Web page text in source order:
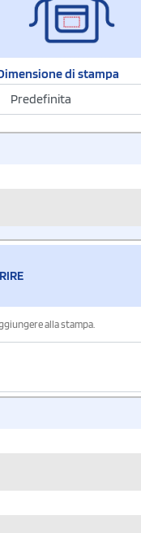
di stampa
alla stampa.